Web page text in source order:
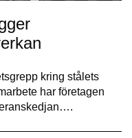
kring stålets
har företagen